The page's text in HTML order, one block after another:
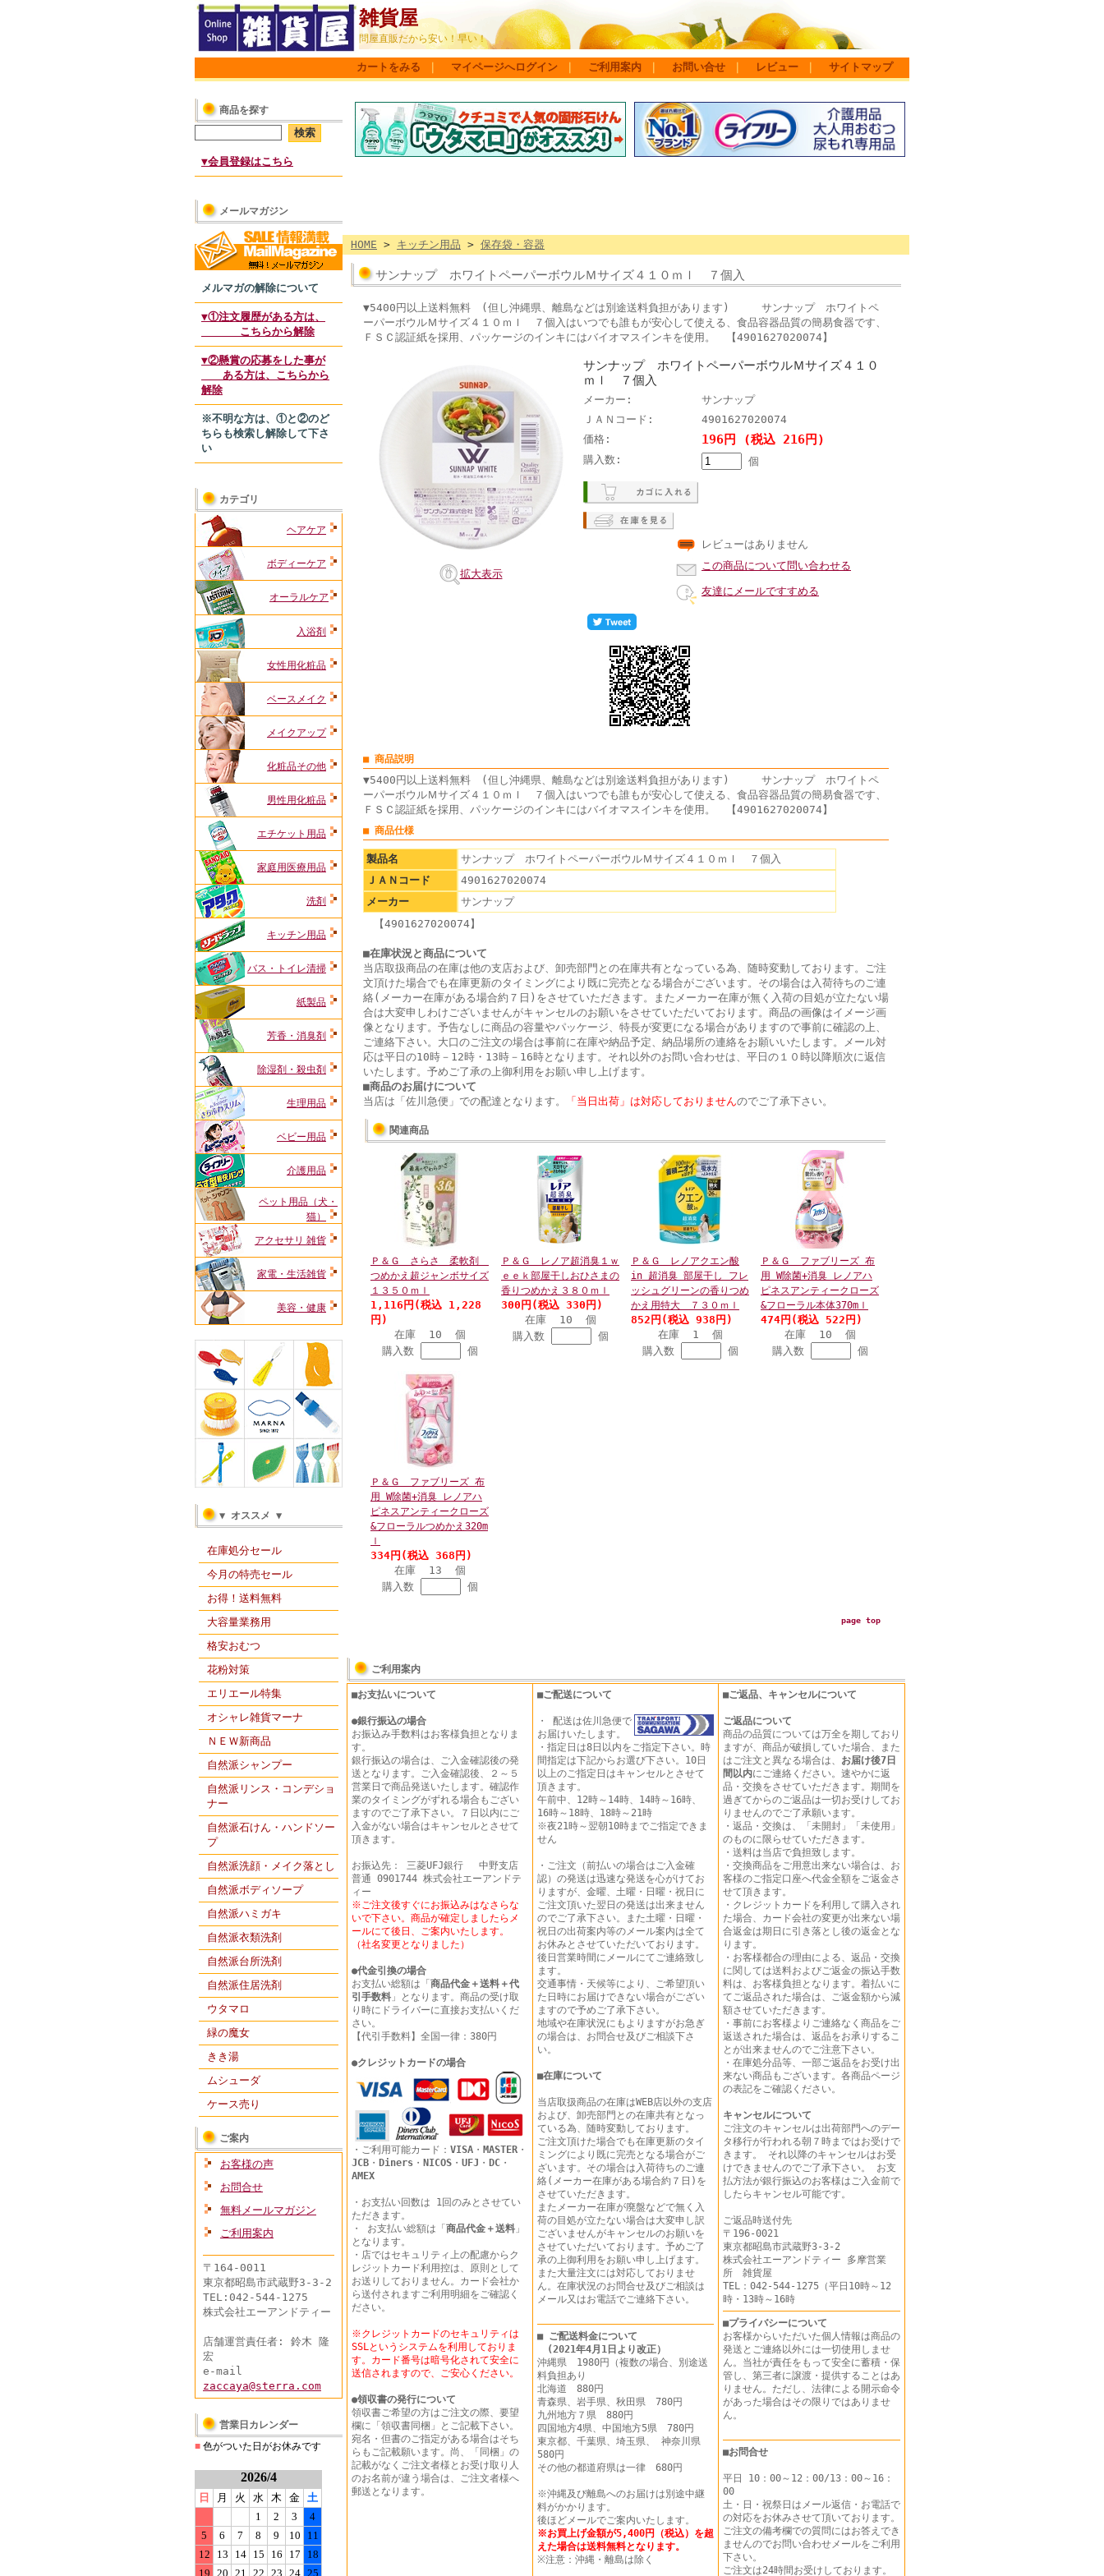
雑貨屋
問屋直販だから安い！早い！
カートをみる マイページへログイン ご利用案内 お問い合せ レビュー サイトマップ
商品を探す
▼会員登録はこちら
メールマガジン
メルマガの解除について
▼①注文履歴がある方は、
こちらから解除
▼②懸賞の応募をした事が
ある方は、こちらから
解除
※不明な方は、①と②のど
ちらも検索し解除して下さ
い
カテゴリ
ヘアケア
ボディーケア
オーラルケア
入浴剤
女性用化粧品
ベースメイク
メイクアップ
化粧品その他
男性用化粧品
エチケット用品
家庭用医療用品
洗剤
キッチン用品
バス・トイレ清掃
紙製品
芳香・消臭剤
除湿剤・殺虫剤
生理用品
ベビー用品
介護用品
ペット用品（犬・
猫）
アクセサリ 雑貨
家電・生活雑貨
美容・健康
▼ オススメ ▼
在庫処分セール
今月の特売セール
お得！送料無料
大容量業務用
格安おむつ
花粉対策
エリエール特集
オシャレ雑貨マーナ
ＮＥＷ新商品
自然派シャンプー
自然派リンス・コンデショ
ナー
自然派石けん・ハンドソー
プ
自然派洗顔・メイク落とし
自然派ボディソープ
自然派ハミガキ
自然派衣類洗剤
自然派台所洗剤
自然派住居洗剤
ウタマロ
緑の魔女
きき湯
ムシューダ
ケース売り
ご案内
お客様の声
お問合せ
無料メールマガジン
ご利用案内
〒164-0011
東京都昭島市武蔵野3-3-2
TEL:042-544-1275
株式会社エーアンドティー
店舗運営責任者: 鈴木 隆
宏
e-mail
zaccaya@sterra.com
営業日カレンダー
■ 色がついた日がお休みです
2026/4
日 月 火 水 木 金 土
1
2 3
4
5
6 7 8 9 10
11
12
13 14 15 16 17
18
19 20 21 22 23 24 25
HOME > キッチン用品 > 保存袋・容器
サンナップ ホワイトペーパーボウルＭサイズ４１０ｍｌ ７個入
▼5400円以上送料無料 (但し沖縄県、離島などは別途送料負担があります) サンナップ ホワイトペ
ーパーボウルＭサイズ４１０ｍｌ ７個入はいつでも誰もが安心して使える、食品容器品質の簡易食器です、
ＦＳＣ認証紙を採用、パッケージのインキにはバイオマスインキを使用。 【4901627020074】
拡大表示
サンナップ ホワイトペーパーボウルＭサイズ４１０
ｍｌ ７個入
メーカー:
サンナップ
ＪＡＮコード:
4901627020074
価格:
196円 (税込 216円)
購入数: 個
レビューはありません
この商品について問い合わせる
友達にメールですすめる
■ 商品説明
▼5400円以上送料無料 (但し沖縄県、離島などは別途送料負担があります) サンナップ ホワイトペ
ーパーボウルＭサイズ４１０ｍｌ ７個入はいつでも誰もが安心して使える、食品容器品質の簡易食器です、
ＦＳＣ認証紙を採用、パッケージのインキにはバイオマスインキを使用。 【4901627020074】
■ 商品仕様
製品名
サンナップ ホワイトペーパーボウルＭサイズ４１０ｍｌ ７個入
ＪＡＮコード
4901627020074
メーカー
サンナップ
【4901627020074】
■在庫状況と商品について
当店取扱商品の在庫は他の支店および、卸売部門との在庫共有となっている為、随時変動しております。ご注
文頂けた場合でも在庫更新のタイミングにより既に完売となる場合がございます。その場合は入荷待ちのご連
絡(メーカー在庫がある場合約７日)をさせていただきます。またメーカー在庫が無く入荷の目処が立たない場
合は大変申しわけございませんがキャンセルのお願いをさせていただいております。商品の画像はイメージ画
像となります。予告なしに商品の容量やパッケージ、特長が変更になる場合がありますので事前に確認の上、
ご連絡下さい。大口のご注文の場合は事前に在庫や納品予定、納品場所の連絡をお願いいたします。メール対
応は平日の10時－12時・13時－16時となります。それ以外のお問い合わせは、平日の１０時以降順次に返信
いたします。予めご了承の上御利用をお願い申し上げます。
■商品のお届けについて
当店は「佐川急便」での配達となります。
「当日出荷」は対応しておりませんのでご了承下さい。
関連商品
Ｐ＆Ｇ さらさ 柔軟剤
つめかえ超ジャンボサイズ
１３５０ｍｌ
1,116円(税込 1,228
円)
在庫 10 個
購入数
個
Ｐ＆Ｇ レノア超消臭１ｗ
ｅｅｋ部屋干しおひさまの
香りつめかえ３８０ｍｌ
300円(税込 330円)
在庫 10 個
購入数
個
Ｐ＆Ｇ レノアクエン酸
in 超消臭 部屋干し フレ
ッシュグリーンの香りつめ
かえ用特大 ７３０ｍｌ
852円(税込 938円)
在庫 1 個
購入数
個
Ｐ＆Ｇ ファブリーズ 布
用 W除菌+消臭 レノアハ
ピネスアンティークローズ
&フローラル本体370mｌ
474円(税込 522円)
在庫 10 個
購入数
個
Ｐ＆Ｇ ファブリーズ 布
用 W除菌+消臭 レノアハ
ピネスアンティークローズ
&フローラルつめかえ320m
ｌ
334円(税込 368円)
在庫 13 個
購入数
個
page top
ご利用案内
■お支払いについて
●銀行振込の場合
お振込み手数料はお客様負担となりま
す。
銀行振込の場合は、ご入金確認後の発
送となります。ご入金確認後、２～５
営業日で商品発送いたします。確認作
業のタイミングがずれる場合もござい
ますのでご了承下さい。７日以内にご
入金がない場合はキャンセルとさせて
頂きます。
お振込先： 三菱UFJ銀行 中野支店
普通 0901744 株式会社エーアンドテ
ィー
※ご注文後すぐにお振込みはなさらな
いで下さい。商品が確定しましたらメ
ールにて後日、ご案内いたします。
（社名変更となりました）
●代金引換の場合
お支払い総額は「 商品代金＋送料＋代
引手数料 」となります。商品の受け取
り時にドライバーに直接お支払いくだ
さい。
【代引手数料】全国一律：380円
●クレジットカードの場合
・ご利用可能カード： VISA ・ MASTER ・
JCB ・ Diners ・ NICOS ・ UFJ ・ DC ・
AMEX
・お支払い回数は 1回のみとさせてい
ただきます。
・ お支払い総額は「 商品代金＋送料 」
となります。
・店ではセキュリティ上の配慮からク
レジットカード利用控は、原則として
お送りしておりません。カード会社か
ら送付されますご利用明細をご確認く
ださい。
※クレジットカードのセキュリティは
SSLというシステムを利用しておりま
す。カード番号は暗号化されて安全に
送信されますので、ご安心ください。
●領収書の発行について
領収書ご希望の方はご注文の際、要望
欄に「領収書同梱」とご記載下さい。
宛名・但書のご指定がある場合はそち
らもご記載願います。尚、「同梱」の
記載がなくご注文者様とお受け取り人
のお名前が違う場合は、ご注文者様へ
郵送となります。
■ご配送について
・ 配送は佐川急便で
お届けいたします。
・指定日は8日以内をご指定下さい。時
間指定は下記からお選び下さい。10日
以上のご指定日はキャンセルとさせて
頂きます。
午前中、12時～14時、14時～16時、
16時～18時、18時～21時
※夜21時～翌朝10時までご指定できま
せん
・ご注文（前払いの場合はご入金確
認）の発送は迅速な発送を心がけてお
りますが、金曜、土曜・日曜・祝日に
ご注文頂いた翌日の発送は出来ません
のでご了承下さい。また土曜・日曜・
祝日の出荷案内等のメール案内は全て
お休みとさせていただいております。
後日営業時間にメールにてご連絡致し
ます。
交通事情・天候等により、ご希望頂い
た日時にお届けできない場合がござい
ますので予めご了承下さい。
地域や在庫状況にもよりますがお急ぎ
の場合は、お問合せ及びご相談下さ
い。
■在庫について
当店取扱商品の在庫はWEB店以外の支店
および、卸売部門との在庫共有となっ
ている為、随時変動しております。
ご注文頂けた場合でも在庫更新のタイ
ミングにより既に完売となる場合がご
ざいます。その場合は入荷待ちのご連
絡(メーカー在庫がある場合約７日)を
させていただきます。
またメーカー在庫が廃盤などで無く入
荷の目処が立たない場合は大変申し訳
ございませんがキャンセルのお願いを
させていただいております。予めご了
承の上御利用をお願い申し上げます。
また大量注文には対応しておりませ
ん。在庫状況のお問合せ及びご相談は
メール又はお電話でご連絡下さい。
■ ご配送料金について
(2021年4月1日より改正）
沖縄県 1980円（複数の場合、別途送
料負担あり
北海道 880円
青森県、岩手県、秋田県 780円
九州地方７県 880円
四国地方4県、中国地方5県 780円
東京都、千葉県、埼玉県、 神奈川県
580円
その他の都道府県は一律 680円
※沖縄及び離島へのお届けは別途中継
料がかかります。
後ほどメールでご案内いたします。
※お買上げ金額が5,400円（税込）を超
えた場合は送料無料となります。
※注意：沖縄・離島は除く
■ご返品、キャンセルについて
ご返品について
商品の品質については万全を期しており
ますが、商品が破損していた場合、また
はご注文と異なる場合は、 お届け後7日
間以内にご連絡ください。速やかに返
品・交換をさせていただきます。期間を
過ぎてからのご返品は一切お受けしてお
りませんのでご了承願います。
・返品・交換は、「未開封」「未使用」
のものに限らせていただきます。
・送料は当店で負担致します。
・交換商品をご用意出来ない場合は、お
客様のご指定口座へ代金全額をご返金さ
せて頂きます。
・クレジットカードを利用して購入され
た場合、カード会社の変更が出来ない場
合返金は期日に引き落とし後の返金とな
ります。
・お客様都合の理由による、返品・交換
に関しては送料およびご返金の振込手数
料は、お客様負担となります。着払いに
てご返品された場合は、ご返金額から減
額させていただきます。
・事前にお客様よりご連絡なく商品をご
返送された場合は、返品をお承りするこ
とが出来ませんのでご注意下さい。
・在庫処分品等、一部ご返品をお受け出
来ない商品もございます。各商品ページ
の表記をご確認ください。
キャンセルについて
ご注文のキャンセルは出荷部門へのデー
タ移行が行われる朝７時まではお受けで
きます。 それ以降のキャンセルはお受
けできませんのでご了承下さい。 お支
払方法が銀行振込のお客様はご入金前で
したらキャンセル可能です。
ご返品時送付先
〒196-0021
東京都昭島市武蔵野3-3-2
株式会社エーアンドティー 多摩営業
所 雑貨屋
TEL：042-544-1275（平日10時～12
時・13時～16時
■プライバシーについて
お客様からいただいた個人情報は商品の
発送とご連絡以外には一切使用しませ
ん。当社が責任をもって安全に蓄積・保
管し、第三者に譲渡・提供することはあ
りません。ただし、法律による開示命令
があった場合はその限りではありませ
ん。
■お問合せ
平日 10：00～12：00/13：00～16：
00
土・日・祝祭日はメール返信・お電話で
の対応をお休みさせて頂いております。
ご注文の備考欄での質問にはお答えでき
ませんのでお問い合わせメールをご利用
下さい。
ご注文は24時間お受けしております。